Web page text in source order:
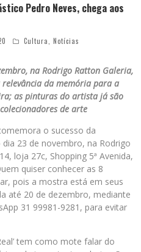
Pedro Neves, chega aos
Cultura, Notícias
na Rodrigo Ratton Galeria,
da memória para a
as pinturas do artista já são
de arte
o sucesso da
dia 23 de novembro, na Rodrigo
loja 27c, Shopping 5ª Avenida,
quiser conhecer as 8
pois a mostra está em seus
até 20 de dezembro, mediante
31 99981-9281, para evitar
tem como mote falar do